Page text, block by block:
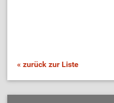
« zurück zur Liste